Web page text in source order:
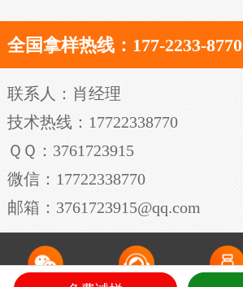
全国拿样热线：177-2233-8770
联系人：肖经理
技术热线：17722338770
ＱＱ：3761723915
微信：17722338770
邮箱：3761723915@qq.com